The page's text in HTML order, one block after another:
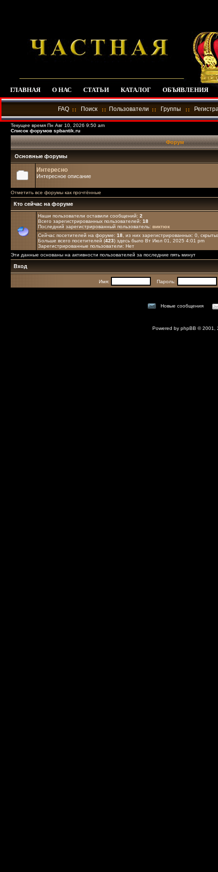
ГЛАВНАЯ О НАС СТАТЬИ КАТАЛОГ ОБЪЯВЛЕНИЯ
FAQ Поиск Пользователи Группы
Текущее время Пн Авг 10, 2026 9:50 am
Список форумов spbantik.ru
Форум
Основные форумы
Интересно
Интересное описание
Отметить все форумы как прочтённые
Кто сейчас на форуме
Наши пользователи оставили сообщений: 2
Всего зарегистрированных пользователей: 18
Последний зарегистрированный пользователь: виктюк
Сейчас посетителей на форуме: 18 , из них зарегистрированных: 0,
Больше всего посетителей (423) здесь было Вт Июл 01, 2025 4:01 pm
Зарегистрированные пользователи: Нет
Эти данные основаны на активности пользователей за последние пять минут
Вход
Имя: Пароль:
Новые сообщения
Powered by phpBB © 2001,